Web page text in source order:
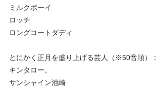
ミルクボーイ
ロッチ
ロングコートダディ
とにかく正月を盛り上げる芸人（※50音順）：
キンタロー。
サンシャイン池崎